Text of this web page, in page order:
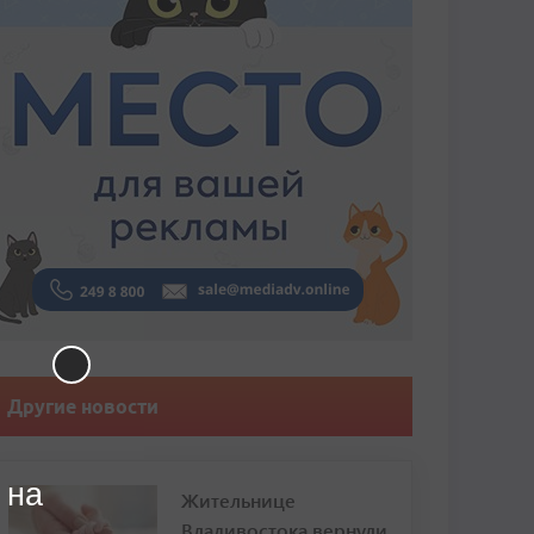
Другие новости
Жительнице